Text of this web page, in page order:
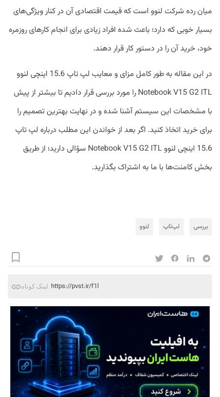
میان رده شرکت لنوو است که قیمت اقتصادی آن در کنار ویژگی‌های
بسیار خوبی که دارد؛ باعث شده افراد زیادی برای انجام کارهای روزمره
خود، خرید آن را در دستور کار قرار دهند.
در این مقاله به طور کامل مزای و معایب لپ‌ تاپ 15.6 اینچی لنوو
Notebook V15 G2 ITL را مورد بررسی قرار دادیم تا بیشتر از پیش
با مشخصات این سیستم آشنا شده و در نهایت بهترین تصمیم را
برای خرید اتخاذ کنید. اگر بعد از خواندن این مطلب درباره لپ ‌تاپ
15.6 اینچی لنوو Notebook V15 G2 ITL سؤالی دارید؛ از طریق
بخش کامنت‌ها با ما به اشتراک بگذارید.
بررسی لپ‌تاپ لنوو
لینک کوتاه https://pvst.ir/f1l